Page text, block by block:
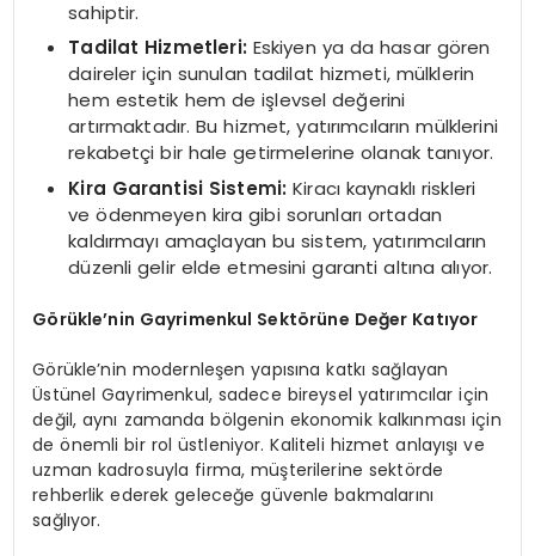
sahiptir.
Tadilat Hizmetleri: Eskiyen ya da hasar gören
daireler için sunulan tadilat hizmeti, mülklerin
hem estetik hem de işlevsel değerini
artırmaktadır. Bu hizmet, yatırımcıların mülklerini
rekabetçi bir hale getirmelerine olanak tanıyor.
Kira Garantisi Sistemi: Kiracı kaynaklı riskleri
ve ödenmeyen kira gibi sorunları ortadan
kaldırmayı amaçlayan bu sistem, yatırımcıların
düzenli gelir elde etmesini garanti altına alıyor.
Görükle’nin Gayrimenkul Sektörüne Değer Katıyor
Görükle’nin modernleşen yapısına katkı sağlayan
Üstünel Gayrimenkul, sadece bireysel yatırımcılar için
değil, aynı zamanda bölgenin ekonomik kalkınması için
de önemli bir rol üstleniyor. Kaliteli hizmet anlayışı ve
uzman kadrosuyla firma, müşterilerine sektörde
rehberlik ederek geleceğe güvenle bakmalarını
sağlıyor.